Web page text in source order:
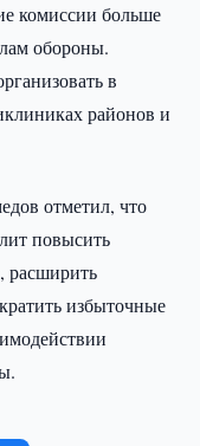
комиссии больше
обороны.
в
районов и
отметил, что
повысить
расширить
избыточные